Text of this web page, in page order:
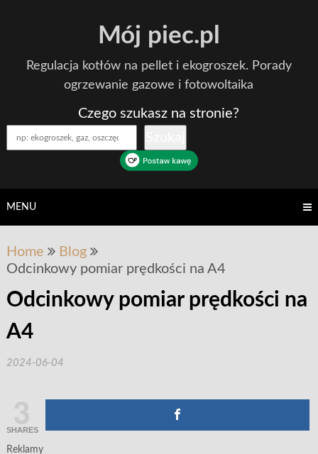
Mój piec.pl
Regulacja kotłów na pellet i ekogroszek. Porady
ogrzewanie gazowe i fotowoltaika
Czego szukasz na stronie?
MENU
Home
Blog
Odcinkowy pomiar prędkości na A4
Odcinkowy pomiar prędkości na
A4
2024-06-04
SHARES
Reklamy